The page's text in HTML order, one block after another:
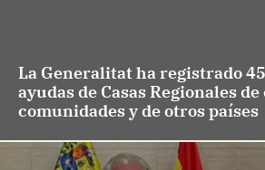
La Generalitat ha registrado
ayudas de Casas Regionales
comunidades y de otros países